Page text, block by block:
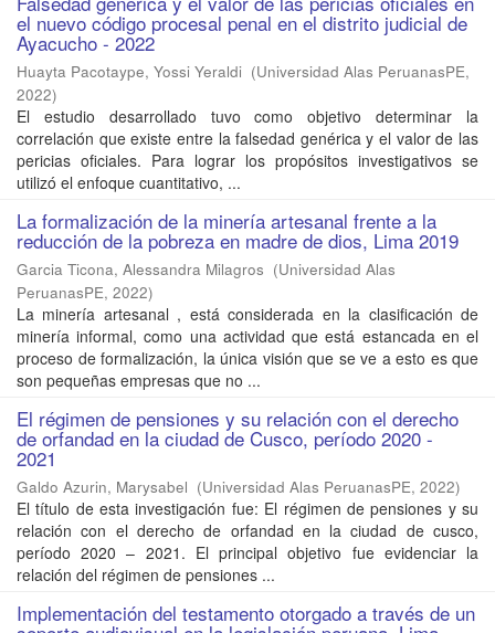
el nuevo código procesal penal en el distrito judicial de
Ayacucho - 2022
Huayta Pacotaype, Yossi Yeraldi (Universidad Alas PeruanasPE,
2022)
El estudio desarrollado tuvo como objetivo determinar la
correlación que existe entre la falsedad genérica y el valor de las
pericias oficiales. Para lograr los propósitos investigativos se
utilizó el enfoque cuantitativo, ...
La formalización de la minería artesanal frente a la
reducción de la pobreza en madre de dios, Lima 2019
Garcia Ticona, Alessandra Milagros (Universidad Alas
PeruanasPE, 2022)
La minería artesanal , está considerada en la clasificación de
minería informal, como una actividad que está estancada en el
proceso de formalización, la única visión que se ve a esto es que
son pequeñas empresas que no ...
El régimen de pensiones y su relación con el derecho
de orfandad en la ciudad de Cusco, período 2020 -
2021
Galdo Azurin, Marysabel (Universidad Alas PeruanasPE, 2022)
El título de esta investigación fue: El régimen de pensiones y su
relación con el derecho de orfandad en la ciudad de cusco,
período 2020 – 2021. El principal objetivo fue evidenciar la
relación del régimen de pensiones ...
Implementación del testamento otorgado a través de un